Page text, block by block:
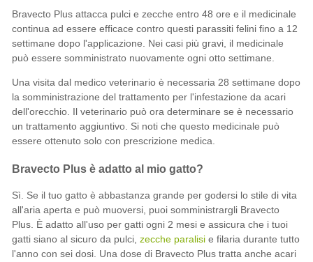
Bravecto Plus attacca pulci e zecche entro 48 ore e il medicinale
continua ad essere efficace contro questi parassiti felini fino a 12
settimane dopo l'applicazione. Nei casi più gravi, il medicinale
può essere somministrato nuovamente ogni otto settimane.
Una visita dal medico veterinario è necessaria 28 settimane dopo
la somministrazione del trattamento per l'infestazione da acari
dell'orecchio. Il veterinario può ora determinare se è necessario
un trattamento aggiuntivo. Si noti che questo medicinale può
essere ottenuto solo con prescrizione medica.
Bravecto Plus è adatto al mio gatto?
Sì. Se il tuo gatto è abbastanza grande per godersi lo stile di vita
all'aria aperta e può muoversi, puoi somministrargli Bravecto
Plus. È adatto all'uso per gatti ogni 2 mesi e assicura che i tuoi
gatti siano al sicuro da pulci, zecche paralisi e filaria durante tutto
l'anno con sei dosi. Una dose di Bravecto Plus tratta anche acari